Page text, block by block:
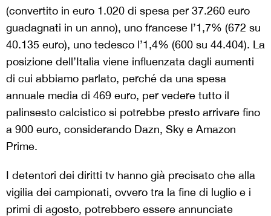
(convertito in euro 1.020 di spesa per 37.260 euro
guadagnati in un anno), uno francese l’1,7% (672 su
40.135 euro), uno tedesco l’1,4% (600 su 44.404). La
posizione dell’Italia viene influenzata dagli aumenti
di cui abbiamo parlato, perché da una spesa
annuale media di 469 euro, per vedere tutto il
palinsesto calcistico si potrebbe presto arrivare fino
a 900 euro, considerando Dazn, Sky e Amazon
Prime.
I detentori dei diritti tv hanno già precisato che alla
vigilia dei campionati, ovvero tra la fine di luglio e i
primi di agosto, potrebbero essere annunciate